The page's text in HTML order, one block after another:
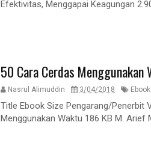
Efektivitas, Menggapai Keagungan
50 Cara Cerdas Menggunakan
Nasrul Alimuddin 3/04/2018 Ebook
Title Ebook Size Pengarang/Penerbit
Menggunakan Waktu 186 KB M. Arief